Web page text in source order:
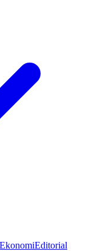
EkonomiEditorial